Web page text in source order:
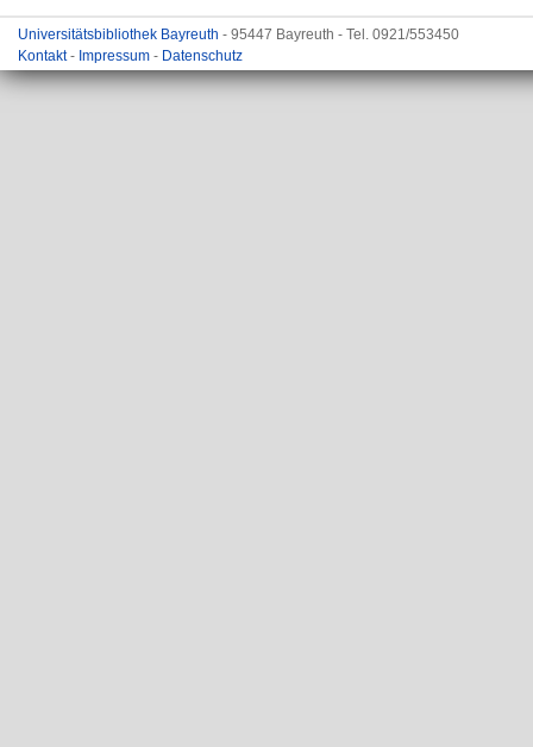
Universitätsbibliothek Bayreuth - 95447 Bayreuth - Tel. 0921/553450
Kontakt- Impressum - Datenschutz